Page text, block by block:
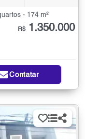
- 174 m²
R$ 1.350.000
Contatar